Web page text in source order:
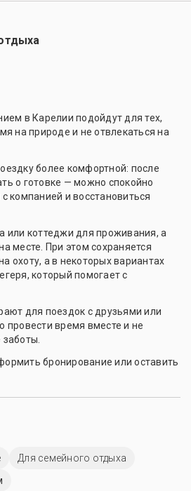
в Карелии подойдут для тех,
на природе и не отвлекаться на
более комфортной: после
о готовке — можно спокойно
компанией и восстановиться
или коттеджи для проживания, а
месте. При этом сохраняется
охоту, а в некоторых вариантах
который помогает с
для поездок с друзьями или
провести время вместе и не
бронирование или оставить
Для семейного отдыха